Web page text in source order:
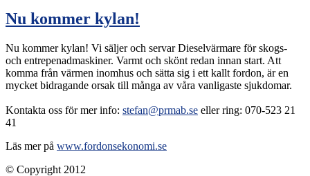
Nu kommer kylan!
Nu kommer kylan! Vi säljer och servar Dieselvärmare för skogs-
och entrepenadmaskiner. Varmt och skönt redan innan start. Att
komma från värmen inomhus och sätta sig i ett kallt fordon, är en
mycket bidragande orsak till många av våra vanligaste sjukdomar.
Kontakta oss för mer info: stefan@prmab.se eller ring: 070-523 21
41
Läs mer på www.fordonsekonomi.se
© Copyright 2012